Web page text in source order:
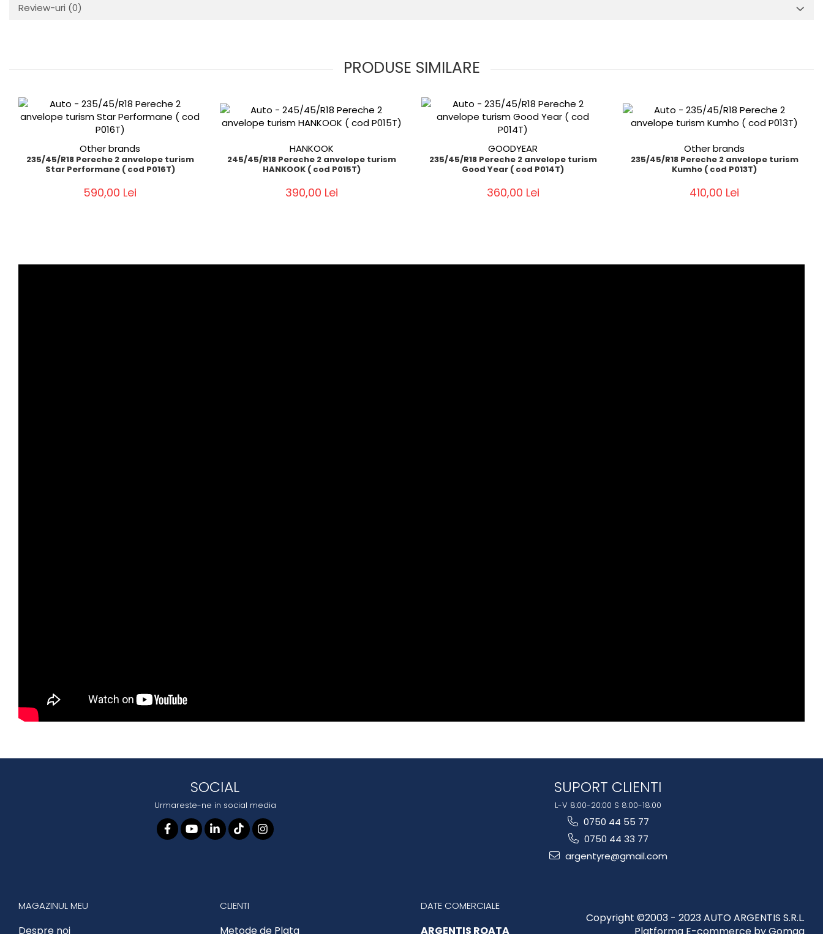
Review-uri (0)
PRODUSE SIMILARE
Other brands
235/45/R18 Pereche 2 anvelope turism
Star Performane ( cod P016T)
590,00 Lei
HANKOOK
245/45/R18 Pereche 2 anvelope turism
HANKOOK ( cod P015T)
390,00 Lei
GOODYEAR
235/45/R18 Pereche 2 anvelope turism
Good Year ( cod P014T)
360,00 Lei
Other brands
235/45/R18 Pereche 2 anvelope turism
Kumho ( cod P013T)
410,00 Lei
SOCIAL
Urmareste-ne in social media
SUPORT CLIENTI
L-V 8:00-20:00 S 8:00-18:00
0750 44 55 77
0750 44 33 77
argentyre@gmail.com
MAGAZINUL MEU
Despre noi
CLIENTI
Metode de Plata
DATE COMERCIALE
ARGENTIS ROATA
Copyright ©2003 - 2023 AUTO ARGENTIS S.R.L.